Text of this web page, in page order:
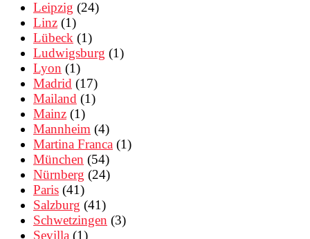
Leipzig (24)
Linz (1)
Lübeck (1)
Ludwigsburg (1)
Lyon (1)
Madrid (17)
Mailand (1)
Mainz (1)
Mannheim (4)
Martina Franca (1)
München (54)
Nürnberg (24)
Paris (41)
Salzburg (41)
Schwetzingen (3)
Sevilla (1)